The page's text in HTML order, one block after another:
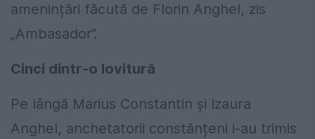
amenințări făcută de Florin Anghel, zis
„Ambasador”.
Cinci dintr-o lovitură
Pe lângă Marius Constantin și Izaura
Anghel, anchetatorii constănțeni i-au trimis